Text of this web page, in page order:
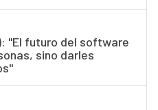
"El futuro del software
sino darles